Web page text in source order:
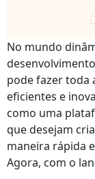
No mundo
pode fazer toda
eficientes e
como uma
que desejam
maneira rápida
Agora, com o